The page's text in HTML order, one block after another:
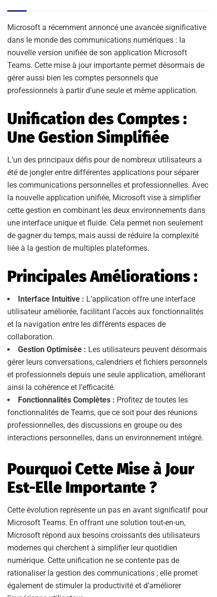
Microsoft a récemment annoncé une avancée significative
dans le monde des communications numériques : la
nouvelle version unifiée de son application Microsoft
Teams. Cette mise à jour importante permet désormais de
gérer aussi bien les comptes personnels que
professionnels à partir d’une seule et même application.
Unification des Comptes :
Une Gestion Simplifiée
L’un des principaux défis pour de nombreux utilisateurs a
été de jongler entre différentes applications pour séparer
les communications personnelles et professionnelles. Avec
la nouvelle application unifiée, Microsoft vise à simplifier
cette gestion en combinant les deux environnements dans
une interface unique et fluide. Cela permet non seulement
de gagner du temps, mais aussi de réduire la complexité
liée à la gestion de multiples plateformes.
Principales Améliorations :
Interface Intuitive : L’application offre une interface
utilisateur améliorée, facilitant l’accès aux fonctionnalités
et la navigation entre les différents espaces de
collaboration.
Gestion Optimisée : Les utilisateurs peuvent désormais
gérer leurs conversations, calendriers et fichiers personnels
et professionnels depuis une seule application, améliorant
ainsi la cohérence et l’efficacité.
Fonctionnalités Complètes : Profitez de toutes les
fonctionnalités de Teams, que ce soit pour des réunions
professionnelles, des discussions en groupe ou des
interactions personnelles, dans un environnement intégré.
Pourquoi Cette Mise à Jour
Est-Elle Importante ?
Cette évolution représente un pas en avant significatif pour
Microsoft Teams. En offrant une solution tout-en-un,
Microsoft répond aux besoins croissants des utilisateurs
modernes qui cherchent à simplifier leur quotidien
numérique. Cette unification ne se contente pas de
rationaliser la gestion des communications ; elle promet
également de stimuler la productivité et d’améliorer